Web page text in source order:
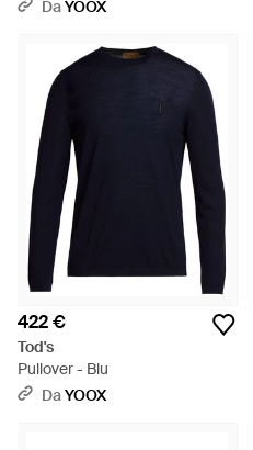
DaYOOX
422 €
Tod's
Pullover - Blu
DaYOOX